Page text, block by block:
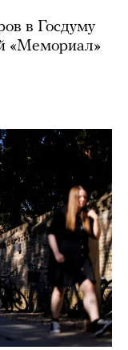
в Госдуму
«Мемориал»